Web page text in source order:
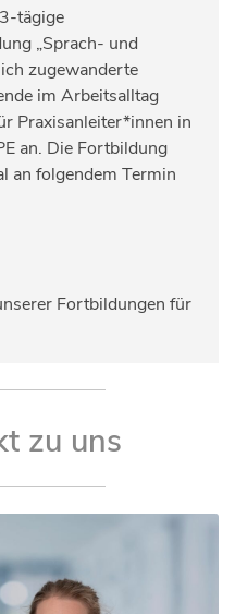
tägige
„Sprach- und
zugewanderte
im Arbeitsalltag
Praxisanleiter*innen in
an. Die Fortbildung
an folgendem Termin
Fortbildungen für
zu uns